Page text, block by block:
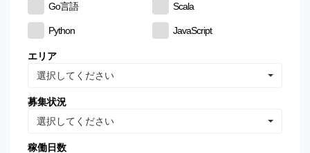
Go言語 Scala
Python JavaScript
CSS
MySQL
Oracle Database
Linux
エリア
選択してください
募集状況
選択してください
稼働日数